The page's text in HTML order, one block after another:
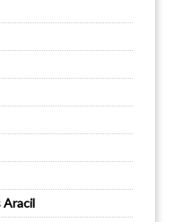
Aracil